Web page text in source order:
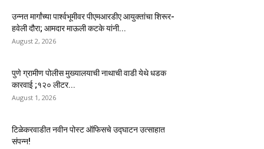
उन्नत मार्गांच्या पार्श्वभूमीवर पीएमआरडीए आयुक्तांचा शिरूर-
हवेली दौरा; आमदार माऊली कटके यांनी...
August 2, 2026
पुणे ग्रामीण पोलीस मुख्यालयाची नाथाची वाडी येथे धडक
कारवाई ;१२० लीटर...
August 1, 2026
टिळेकरवाडीत नवीन पोस्ट ऑफिसचे उद्घाटन उत्साहात
संपन्न!